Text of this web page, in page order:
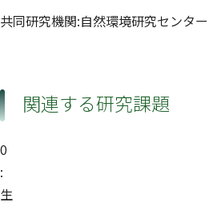
共同研究機関:自然環境研究センター
関連する研究課題
0
:
生